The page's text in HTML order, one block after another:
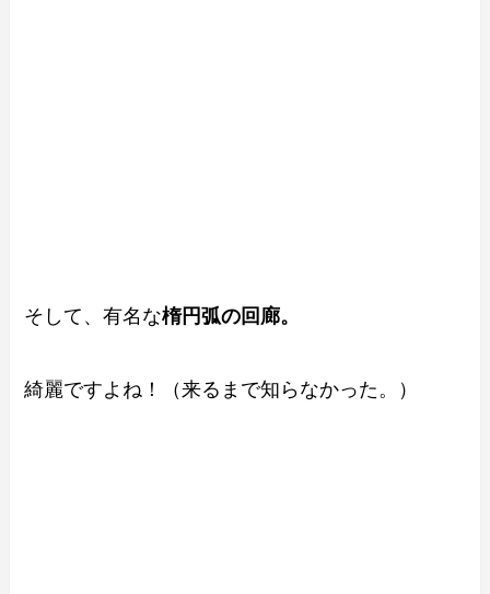
そして、有名な楕円弧の回廊。
綺麗ですよね！（来るまで知らなかった。）